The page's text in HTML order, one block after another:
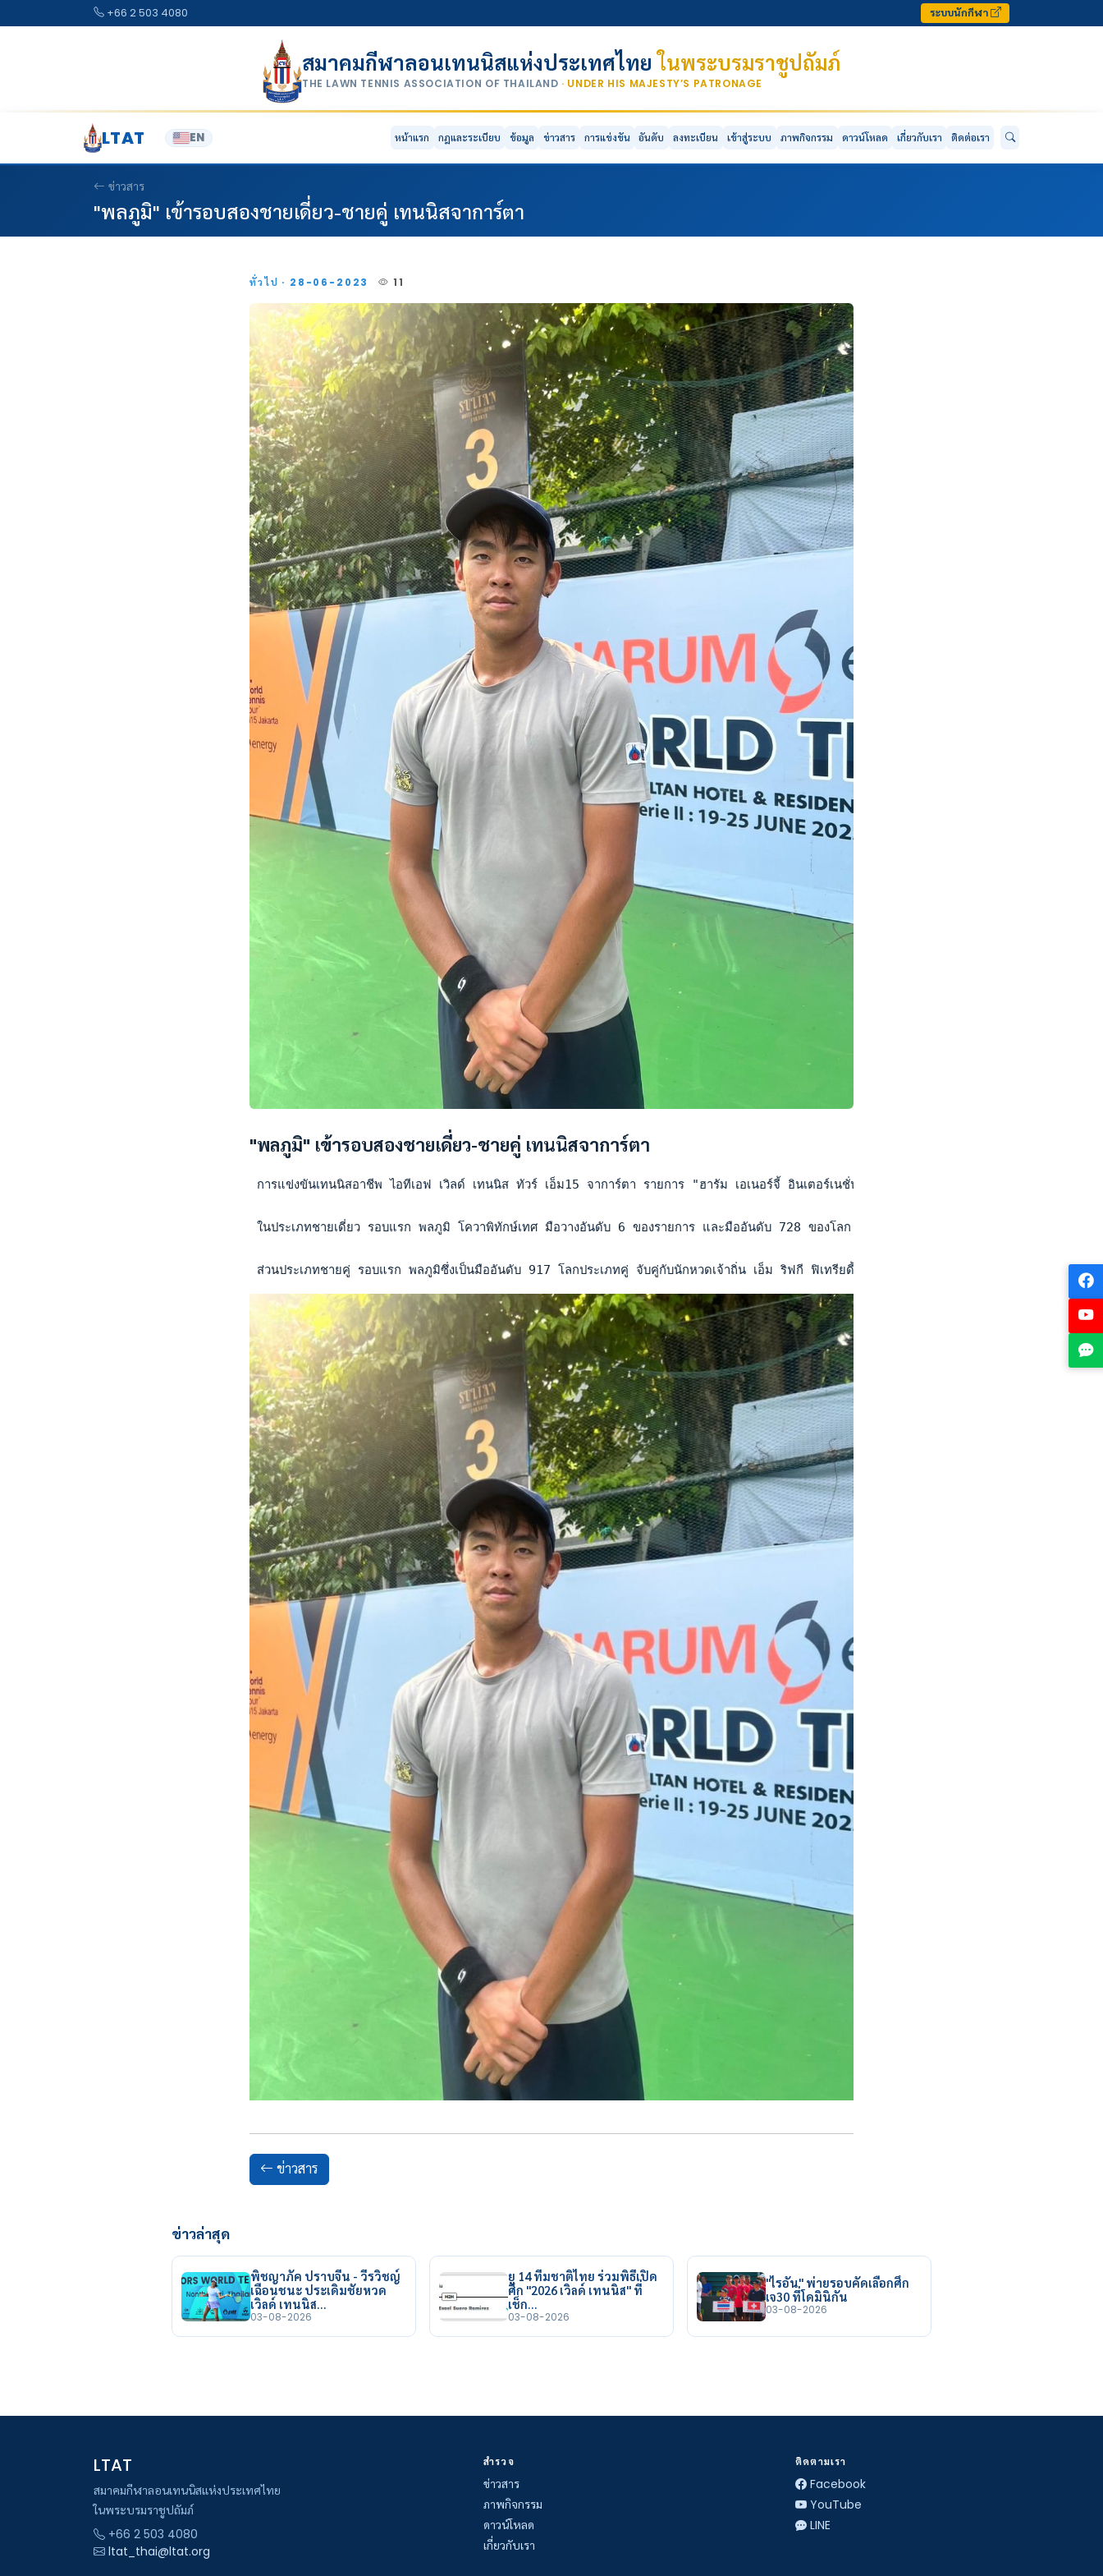
+66 2 503 4080 ระบบนักกีฬา
สมาคมกีฬาลอนเทนนิสแห่งประเทศไทยในพระบรมราชูปถัมภ์
THE LAWN TENNIS ASSOCIATION OF THAILAND · UNDER HIS MAJESTY’S PATRONAGE
LTAT EN หน้าแรก กฎและระเบียบ ข้อมูล ข่าวสาร การแข่งขัน อันดับ ลงทะเบียน เข้าสู่ระบบ ภาพกิจกรรม ดาวน์โหลด เกี่ยวกับเรา ติดต่อเรา
ข่าวสาร
"พลภูมิ" เข้ารอบสองชายเดี่ยว-ชายคู่ เทนนิสจาการ์ตา
ทั่วไป · 28-06-2023 11
"พลภูมิ" เข้ารอบสองชายเดี่ยว-ชายคู่ เทนนิสจาการ์ตา
การแข่งขันเทนนิสอาชีพ ไอทีเอฟ เวิลด์ เทนนิส ทัวร์ เอ็ม15 จาการ์ตา รายการ "ฮารัม เอเนอร์จี้ อินเตอร์เนชั่นแนล เทนนิส แชมเปี้ยนชิพ" ชิงเงินรางวั
ในประเภทชายเดี่ยว รอบแรก พลภูมิ โควาพิทักษ์เทศ มือวางอันดับ 6 ของรายการ และมืออันดับ 728 ของโลก คว้าชัยเหนือฮันส์ คริสเตียน บุสติมัน ก
ส่วนประเภทชายคู่ รอบแรก พลภูมิซึ่งเป็นมืออันดับ 917 โลกประเภทคู่ จับคู่กับนักหวดเจ้าถิ่น เอ็ม ริฟกี ฟิเทรียดี้ มือ 1,430 โลกประเภทคู่ เอาชนะคู่นัก
ข่าวสาร
ข่าวล่าสุด
พิชญาภัค ปราบจีน - วีรวิชญ์
เฉือนชนะ ประเดิมชัยหวด
เวิลด์ เทนนิส…
03-08-2026
ยู 14 ทีมชาติไทย ร่วมพิธีเปิด
ศึก "2026 เวิลด์ เทนนิส" ที่
เช็ก…
03-08-2026
"ไรอัน" พ่ายรอบคัดเลือกศึก
เจ30 ที่โดมินิกัน
03-08-2026
LTAT
สมาคมกีฬาลอนเทนนิสแห่งประเทศไทย
ในพระบรมราชูปถัมภ์
+66 2 503 4080
ltat_thai@ltat.org
สำรวจ
ข่าวสาร
ภาพกิจกรรม
ดาวน์โหลด
เกี่ยวกับเรา
ติดตามเรา
Facebook
YouTube
LINE